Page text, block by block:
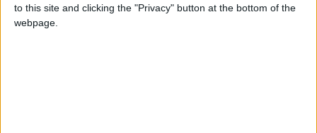
to this site and clicking the "Privacy" button at the bottom of the
webpage.